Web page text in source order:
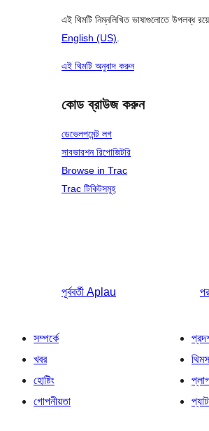
এই থিমটি নিম্নলিখিত ভাষাগুলোতে উপলব্ধ
English (US).
এই থিমটি অনুবাদ করুন
কোড ব্রাউজ করুন
ডেভেলপমেন্ট লগ
সাবভারশন রিপোজিটরি
Browse in Trac
Trac টিকিটসমূহ
পূর্ববর্তী Aplau
সম্পর্কে
খবর
হোষ্টিং
গোপনীয়তা